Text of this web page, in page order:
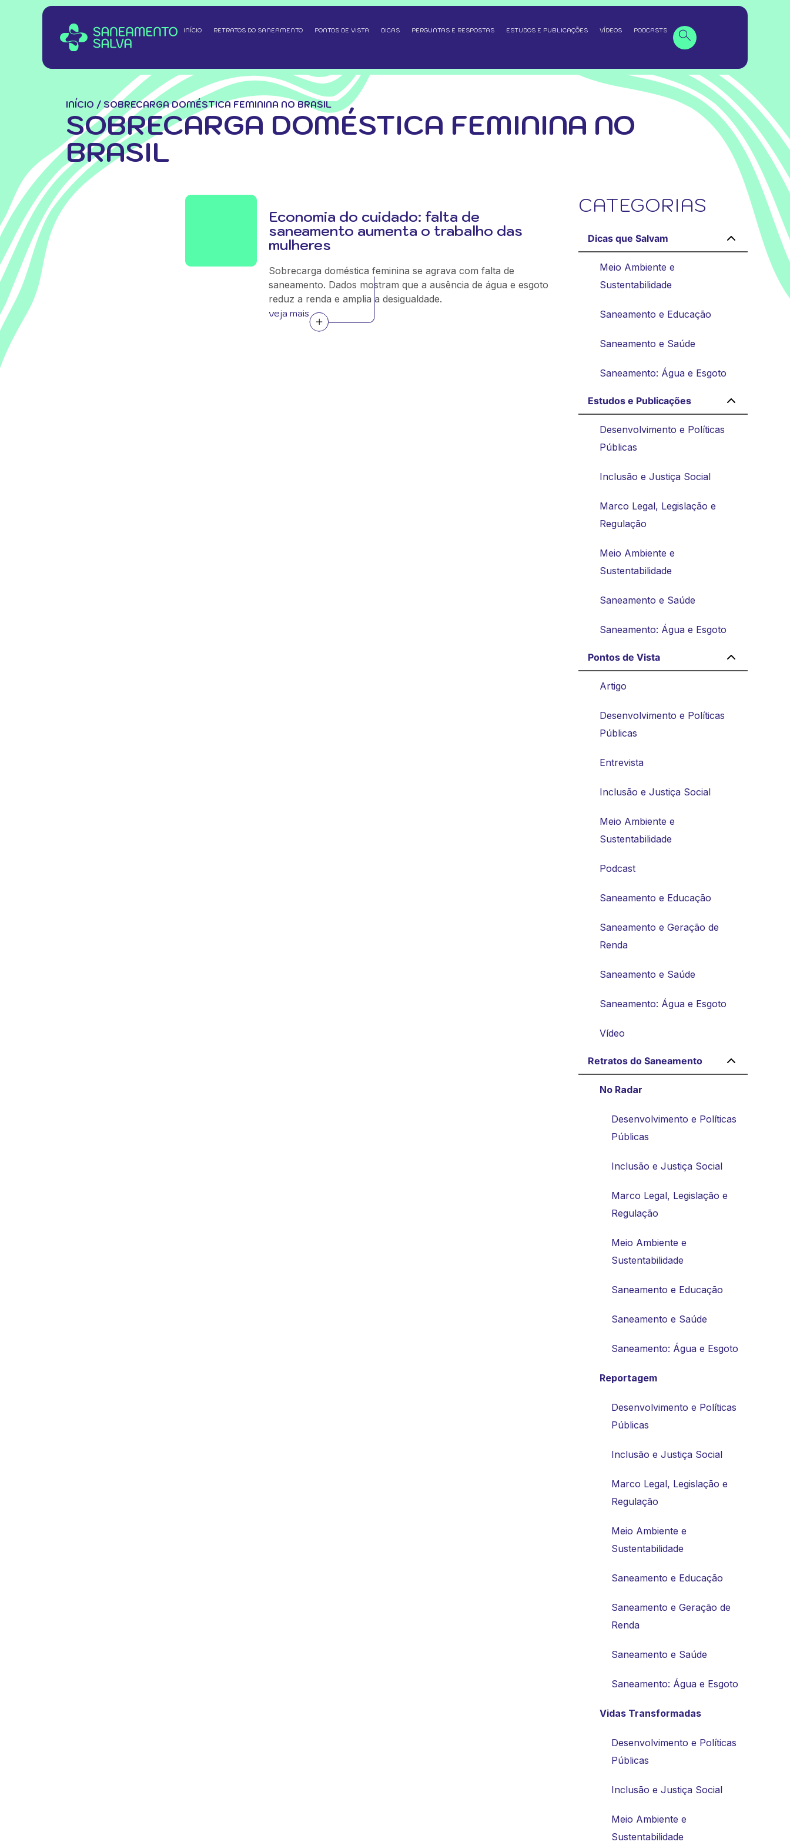
INÍCIO RETRATOS DO SANEAMENTO PONTOS DE VISTA DICAS PERGUNTAS E RESPOSTAS ESTUDOS E PUBLICAÇÕES VÍDEOS PODCASTS
INÍCIO / SOBRECARGA DOMÉSTICA FEMININA NO BRASIL
SOBRECARGA DOMÉSTICA FEMININA NO
BRASIL
Economia do cuidado: falta de
saneamento aumenta o trabalho das
mulheres
Sobrecarga doméstica feminina se agrava com falta de
saneamento. Dados mostram que a ausência de água e esgoto
reduz a renda e amplia a desigualdade.
veja mais
CATEGORIAS
Dicas que Salvam
Meio Ambiente e
Sustentabilidade
Saneamento e Educação
Saneamento e Saúde
Saneamento: Água e Esgoto
Estudos e Publicações
Desenvolvimento e Políticas
Públicas
Inclusão e Justiça Social
Marco Legal, Legislação e
Regulação
Meio Ambiente e
Sustentabilidade
Saneamento e Saúde
Saneamento: Água e Esgoto
Pontos de Vista
Artigo
Desenvolvimento e Políticas
Públicas
Entrevista
Inclusão e Justiça Social
Meio Ambiente e
Sustentabilidade
Podcast
Saneamento e Educação
Saneamento e Geração de
Renda
Saneamento e Saúde
Saneamento: Água e Esgoto
Vídeo
Retratos do Saneamento
No Radar
Desenvolvimento e Políticas
Públicas
Inclusão e Justiça Social
Marco Legal, Legislação e
Regulação
Meio Ambiente e
Sustentabilidade
Saneamento e Educação
Saneamento e Saúde
Saneamento: Água e Esgoto
Reportagem
Desenvolvimento e Políticas
Públicas
Inclusão e Justiça Social
Marco Legal, Legislação e
Regulação
Meio Ambiente e
Sustentabilidade
Saneamento e Educação
Saneamento e Geração de
Renda
Saneamento e Saúde
Saneamento: Água e Esgoto
Vidas Transformadas
Desenvolvimento e Políticas
Públicas
Inclusão e Justiça Social
Meio Ambiente e
Sustentabilidade